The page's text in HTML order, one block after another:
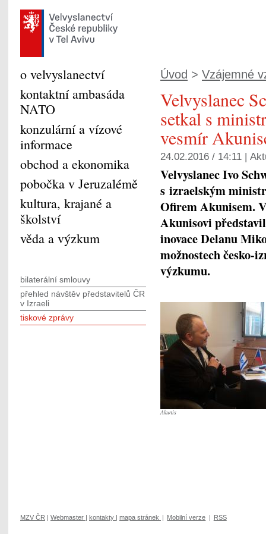
Úvod > Vzájemné
Velvyslanec
setkal s
vesmír
24.02.2016 / 14:11 |
Velvyslanec Ivo
s izraelským
Ofirem Akunisem.
Akunisovi
inovace Delanu
možnostech česko-
výzkumu.
Akunis
o velvyslanectví
kontaktní ambasáda
NATO
konzulární a vízové
informace
obchod a ekonomika
pobočka v Jeruzalémě
kultura, krajané a
školství
věda a výzkum
bilaterální smlouvy
přehled návštěv představitelů ČR
v Izraeli
tiskové zprávy
MZV ČR | Webmaster | kontakty | mapa stránek | Mobilní verze | RSS